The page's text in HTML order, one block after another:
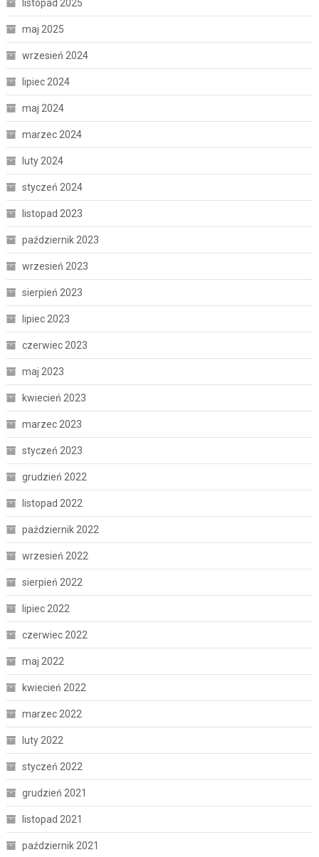
listopad 2025
maj 2025
wrzesień 2024
lipiec 2024
maj 2024
marzec 2024
luty 2024
styczeń 2024
listopad 2023
październik 2023
wrzesień 2023
sierpień 2023
lipiec 2023
czerwiec 2023
maj 2023
kwiecień 2023
marzec 2023
styczeń 2023
grudzień 2022
listopad 2022
październik 2022
wrzesień 2022
sierpień 2022
lipiec 2022
czerwiec 2022
maj 2022
kwiecień 2022
marzec 2022
luty 2022
styczeń 2022
grudzień 2021
listopad 2021
październik 2021